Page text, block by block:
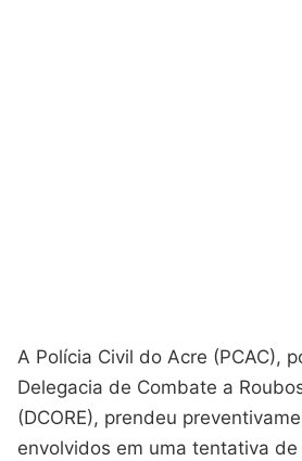
A Polícia Civil do Acre (PCAC),
Delegacia de Combate a
(DCORE), prendeu
envolvidos em uma tentativa